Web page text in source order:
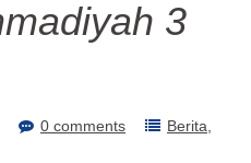
3
0 comments
Berita